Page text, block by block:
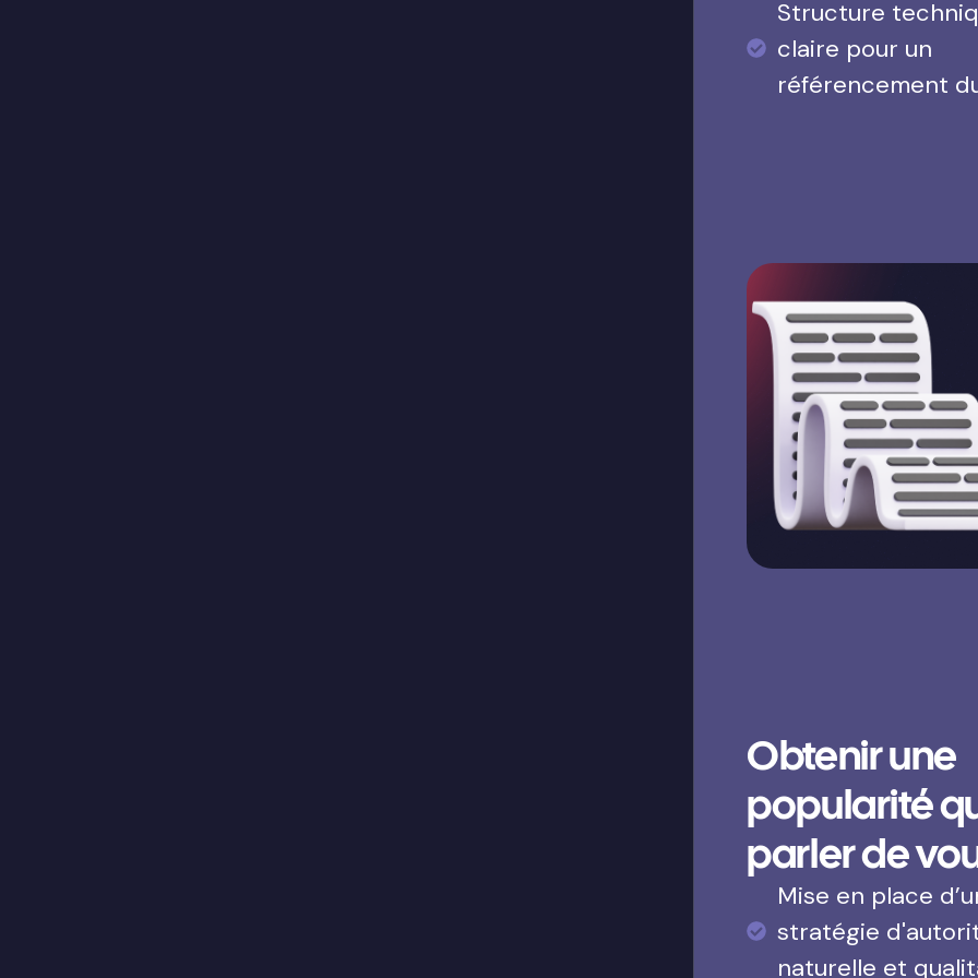
Structure
claire pour un
référencement
Obtenir une
popularité
parler de
Mise en place
stratégie
naturelle et